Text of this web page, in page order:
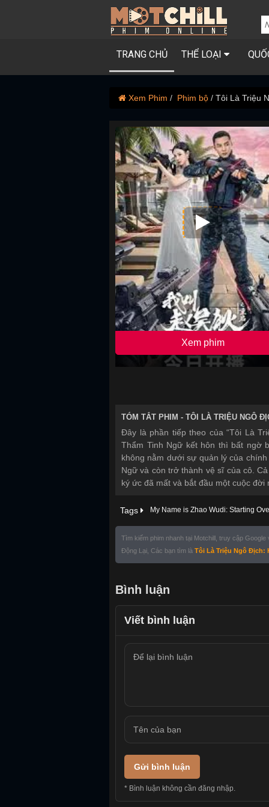
TRANG CHỦ THỂ LOẠI
Xem Phim Phim bộ Tôi Là Triệu
Xem phim
TÓM TẮT PHIM - TÔI LÀ TRIỆU NGÔ
Đây là phần tiếp theo của “Tôi Là
Thẩm Tinh Ngữ kết hôn thì bất ngờ
không nằm dưới sự quản lý của
Ngữ và còn trở thành vệ sĩ của cô.
ký ức đã mất và bắt đầu một cuộc đời
Tags My Name is Zhao Wudi: Starting
Tìm kiếm phim nhanh tại Motchill, truy cập Google
Động Lại, Các bạn tìm là Tôi Là Triệu Ngô
Bình luận
Viết bình luận
Gửi bình luận
* Bình luận không cần đăng nhập.